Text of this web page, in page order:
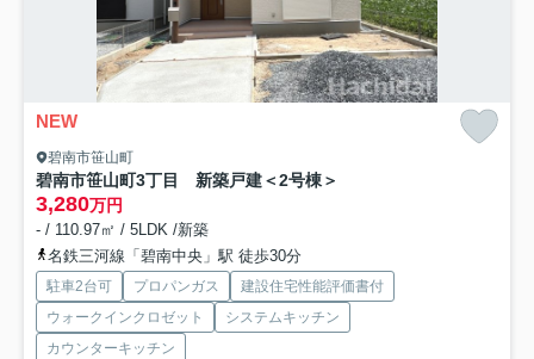
NEW
碧南市笹山町
碧南市笹山町3丁目 新築戸建＜2号棟＞
3,280万円
- / 110.97㎡ / 5LDK /新築
名鉄三河線「碧南中央」駅 徒歩30分
駐車2台可 プロパンガス
建設住宅性能評価書付
ウォークインクロゼット
システムキッチン
カウンターキッチン